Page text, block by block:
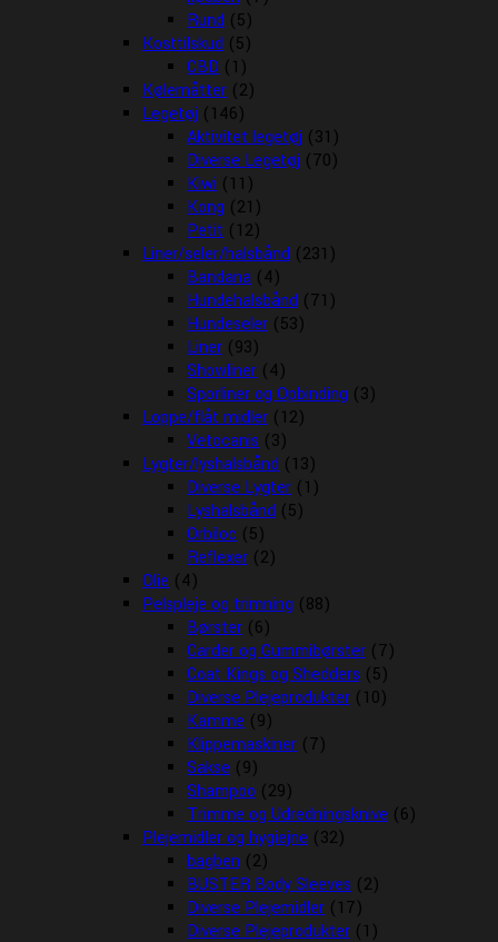
Rund (5)
Kosttilskud (5)
CBD (1)
Kølemåtter (2)
Legetøj (146)
Aktivitet legetøj (31)
Diverse Legetøj (70)
Kiwi (11)
Kong (21)
Petit (12)
Liner/seler/halsbånd (231)
Bandana (4)
Hundehalsbånd (71)
Hundeseler (53)
Liner (93)
Showliner (4)
Sporliner og Opbinding (3)
Loppe/flåt midler (12)
Vetocanis (3)
Lygter/lyshalsbånd (13)
Diverse Lygter (1)
Lyshalsbånd (5)
Orbiloc (5)
Reflexer (2)
Olie (4)
Pelspleje og trimning (88)
Børster (6)
Carder og Gummibørster (7)
Coat Kings og Shedders (5)
Diverse Plejeprodukter (10)
Kamme (9)
Klippemaskiner (7)
Sakse (9)
Shampoo (29)
Trimme og Udredningsknive (6)
Plejemidler og hygiejne (32)
bagben (2)
BUSTER Body Sleeves (2)
Diverse Plejemidler (17)
Diverse Plejeprodukter (1)